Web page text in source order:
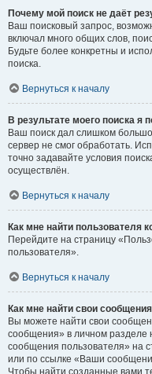
Почему мой поиск не даёт
Ваш поисковый запрос,
включал много общих слов,
Будьте более конкретны и
поиска.
Вернуться к началу
В результате моего поиска я
Ваш поиск дал слишком
сервер не смог обработать.
точно задавайте условия
осуществлён.
Вернуться к началу
Как мне найти пользователя
Перейдите на страницу
пользователя».
Вернуться к началу
Как мне найти свои
Вы можете найти свои
сообщения» в личном разделе
сообщения пользователя» на
или по ссылке «Ваши
Чтобы найти созданные вами